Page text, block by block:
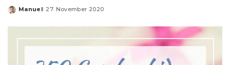
Posted
Manuel 27. November 2020